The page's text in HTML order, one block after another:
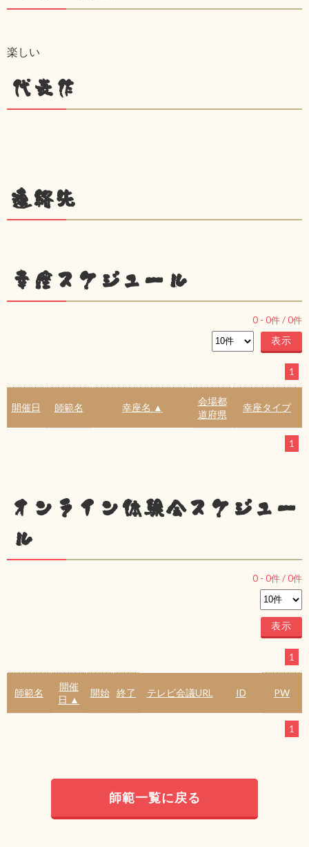
楽しい
代表作
連絡先
幸座スケジュール
0 - 0件 /0件
1
開催日 師範名 幸座名 ▲
会場都
道府県
幸座タイプ
1
オンライン体験会スケジュー
ル
0 - 0件 /0件
1
師範名
開催
日 ▲
開始 終了 テレビ会議URL ID PW
1
師範一覧に戻る